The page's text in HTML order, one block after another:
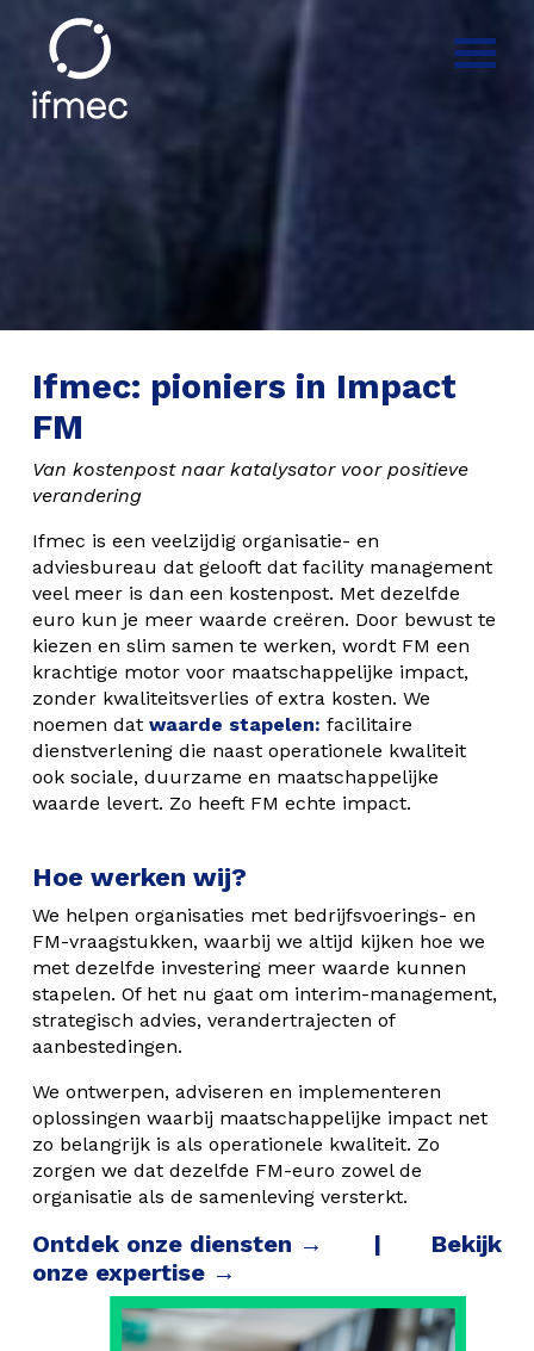
Ifmec: pioniers in Impact
FM
Van kostenpost naar katalysator voor positieve
verandering
Ifmec is een veelzijdig organisatie- en
adviesbureau dat gelooft dat facility management
veel meer is dan een kostenpost. Met dezelfde
euro kun je meer waarde creëren. Door bewust te
kiezen en slim samen te werken, wordt FM een
krachtige motor voor maatschappelijke impact,
zonder kwaliteitsverlies of extra kosten. We
noemen dat waarde stapelen: facilitaire
dienstverlening die naast operationele kwaliteit
ook sociale, duurzame en maatschappelijke
waarde levert. Zo heeft FM echte impact.
Hoe werken wij?
We helpen organisaties met bedrijfsvoerings- en
FM-vraagstukken, waarbij we altijd kijken hoe we
met dezelfde investering meer waarde kunnen
stapelen. Of het nu gaat om interim-management,
strategisch advies, verandertrajecten of
aanbestedingen.
We ontwerpen, adviseren en implementeren
oplossingen waarbij maatschappelijke impact net
zo belangrijk is als operationele kwaliteit. Zo
zorgen we dat dezelfde FM-euro zowel de
organisatie als de samenleving versterkt.
Ontdek onze diensten → | Bekijk
onze expertise →